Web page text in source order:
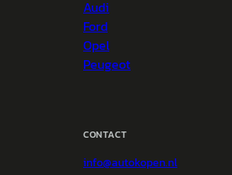
Audi
Ford
Opel
Peugeot
CONTACT
info@autokopen.nl